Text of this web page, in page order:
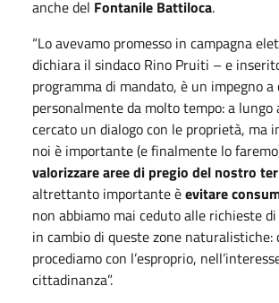
anche del Fontanile Battiloca.
“Lo avevamo promesso in campagna
dichiara il sindaco Rino Pruiti – e
programma di mandato, è un impegno
personalmente da molto tempo: a lungo
cercato un dialogo con le proprietà, ma
noi è importante (e finalmente lo
valorizzare aree di pregio del nostro
altrettanto importante èevitare
non abbiamo mai ceduto alle richieste
in cambio di queste zone naturalistiche:
procediamo con l’esproprio,
cittadinanza”.